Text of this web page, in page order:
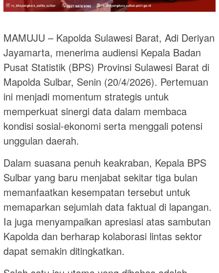
MAMUJU – Kapolda Sulawesi Barat, Adi Deriyan
Jayamarta, menerima audiensi Kepala Badan
Pusat Statistik (BPS) Provinsi Sulawesi Barat di
Mapolda Sulbar, Senin (20/4/2026). Pertemuan
ini menjadi momentum strategis untuk
memperkuat sinergi data dalam membaca
kondisi sosial-ekonomi serta menggali potensi
unggulan daerah.
Dalam suasana penuh keakraban, Kepala BPS
Sulbar yang baru menjabat sekitar tiga bulan
memanfaatkan kesempatan tersebut untuk
memaparkan sejumlah data faktual di lapangan.
Ia juga menyampaikan apresiasi atas sambutan
Kapolda dan berharap kolaborasi lintas sektor
dapat semakin ditingkatkan.